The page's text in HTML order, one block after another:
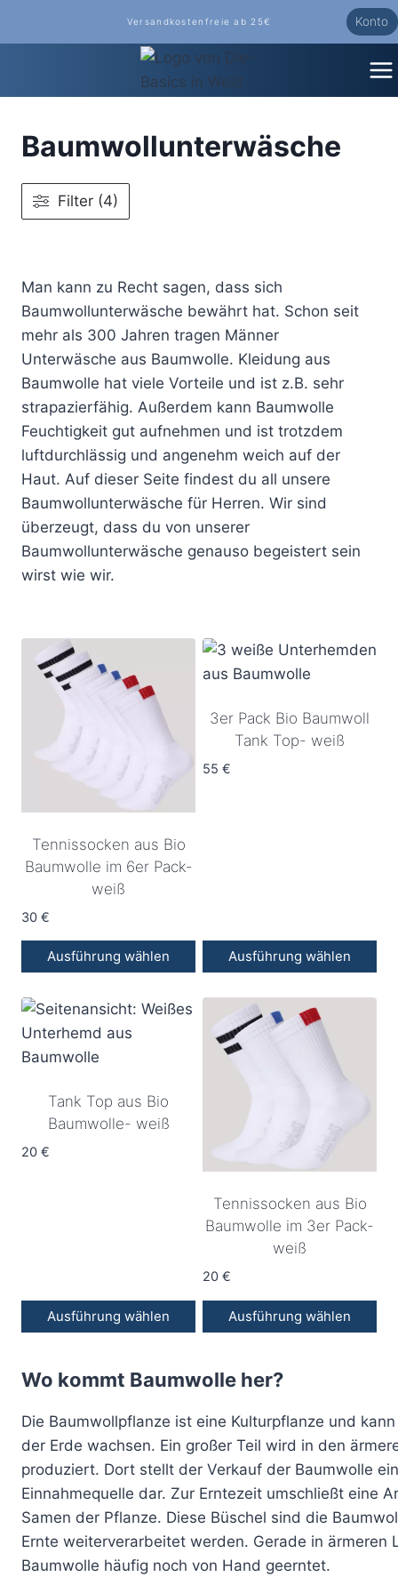
Versandkostenfreie ab 25€ Konto
Baumwollunterwäsche
Filter (4)
Man kann zu Recht sagen, dass sich
Baumwollunterwäsche bewährt hat. Schon seit
mehr als 300 Jahren tragen Männer
Unterwäsche aus Baumwolle. Kleidung aus
Baumwolle hat viele Vorteile und ist z.B. sehr
strapazierfähig. Außerdem kann Baumwolle
Feuchtigkeit gut aufnehmen und ist trotzdem
luftdurchlässig und angenehm weich auf der
Haut. Auf dieser Seite findest du all unsere
Baumwollunterwäsche für Herren. Wir sind
überzeugt, dass du von unserer
Baumwollunterwäsche genauso begeistert sein
wirst wie wir.
Tennissocken aus Bio
Baumwolle im 6er Pack-
weiß
30 €
Ausführung wählen
Produkt
weist
mehrere
Optionen
3er Pack Bio Baumwoll
Tank Top- weiß
55 €
Ausführung wählen
Produkt
weist
mehrere
Varianten
Optionen
können
auf
der
Produktseite
gewählt
Tank Top aus Bio
Baumwolle- weiß
20 €
Ausführung wählen
weist
mehrere
Varianten
auf.
Die
Optionen
können
auf
Tennissocken aus Bio
Baumwolle im 3er Pack-
weiß
20 €
Ausführung wählen
weist
mehrere
Varianten
auf.
Die
Optionen
können
auf
Wo kommt Baumwolle her?
Die Baumwollpflanze ist eine Kulturpflanze und
der Erde wachsen. Ein großer Teil wird in den
produziert. Dort stellt der Verkauf der Baumwolle
Einnahmequelle dar. Zur Erntezeit umschließt eine
Samen der Pflanze. Diese Büschel sind die
Ernte weiterverarbeitet werden. Gerade in ärmeren
Baumwolle häufig noch von Hand geerntet.